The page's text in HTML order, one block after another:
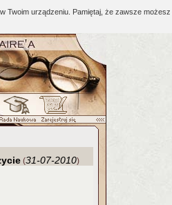
Twoim urządzeniu. Pamiętaj, że zawsze możesz
(31-07-2010)